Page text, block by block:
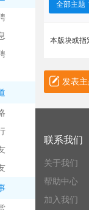
全部主题
本版块或指
发表
联系我们
关于我们
帮助中心
加入我们